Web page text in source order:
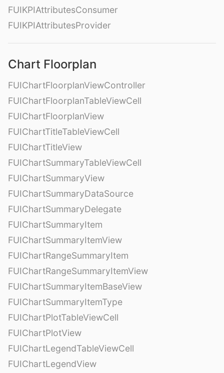
FUIKPIAttributesConsumer
FUIKPIAttributesProvider
Chart Floorplan
FUIChartFloorplanViewController
FUIChartFloorplanTableViewCell
FUIChartFloorplanView
FUIChartTitleTableViewCell
FUIChartTitleView
FUIChartSummaryTableViewCell
FUIChartSummaryView
FUIChartSummaryDataSource
FUIChartSummaryDelegate
FUIChartSummaryItem
FUIChartSummaryItemView
FUIChartRangeSummaryItem
FUIChartRangeSummaryItemView
FUIChartSummaryItemBaseView
FUIChartSummaryItemType
FUIChartPlotTableViewCell
FUIChartPlotView
FUIChartLegendTableViewCell
FUIChartLegendView